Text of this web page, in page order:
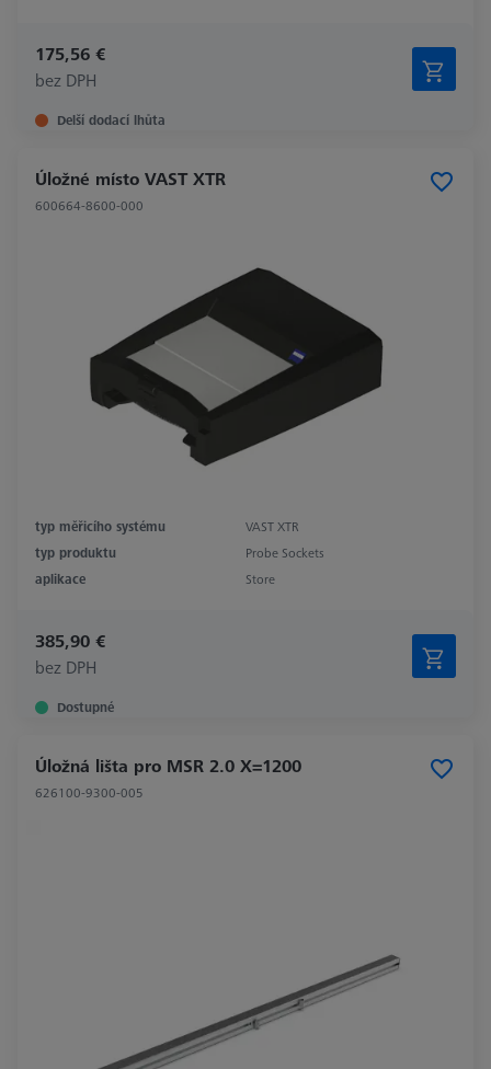
175,56 €
bez DPH
Delší dodací lhůta
Úložné místo VAST XTR
600664-8600-000
typ měřicího systému
VAST XTR
typ produktu
Probe Sockets
aplikace
Store
385,90 €
bez DPH
Dostupné
Úložná lišta pro MSR 2.0 X=1200
626100-9300-005